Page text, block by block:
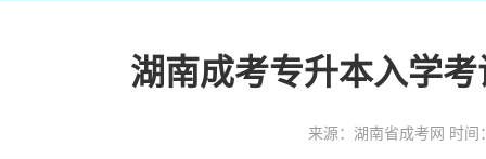
湖南成考专升本入学
来源：湖南省成考网 时间